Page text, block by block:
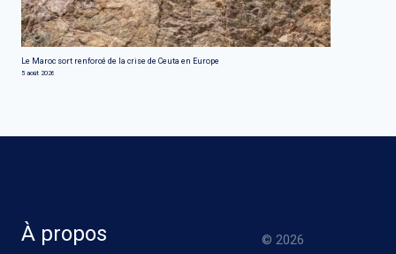
Le Maroc sort renforcé de la crise de Ceuta en Europe
5 août 2026
À propos © 2026